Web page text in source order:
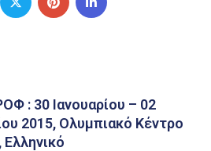
: 30 Ιανουαρίου – 02
2015, Ολυμπιακό Κέντρο
Ελληνικό